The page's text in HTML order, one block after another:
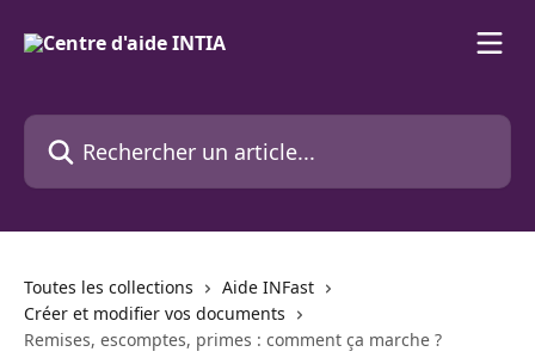
Rechercher un article...
Toutes les collections
Aide INFast
Créer et modifier vos documents
Remises, escomptes, primes : comment ça marche ?